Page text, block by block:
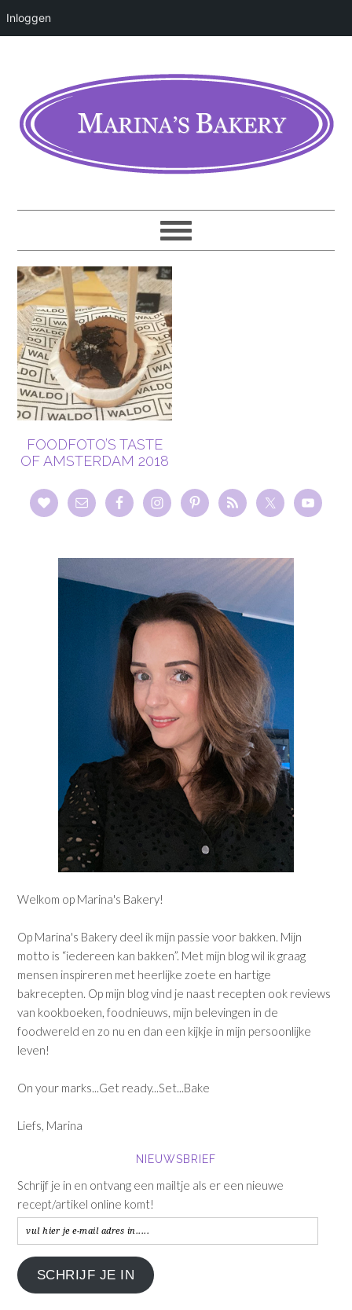
Inloggen
FOODFOTO’S TASTE
OF AMSTERDAM 2018
Welkom op Marina's Bakery!
Op Marina's Bakery deel ik mijn passie voor bakken. Mijn
motto is “iedereen kan bakken”. Met mijn blog wil ik graag
mensen inspireren met heerlijke zoete en hartige
bakrecepten. Op mijn blog vind je naast recepten ook reviews
van kookboeken, foodnieuws, mijn belevingen in de
foodwereld en zo nu en dan een kijkje in mijn persoonlijke
leven!
On your marks...Get ready...Set...Bake
Liefs, Marina
NIEUWSBRIEF
Schrijf je in en ontvang een mailtje als er een nieuwe
recept/artikel online komt!
vul
hier
je
e-
SCHRIJF JE IN